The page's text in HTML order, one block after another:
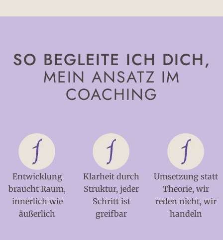
SO BEGLEITE ICH DICH,
MEIN ANSATZ IM
COACHING
Entwicklung
braucht Raum,
innerlich wie
äußerlich
Klarheit durch
Struktur, jeder
Schritt ist
greifbar
Umsetzung statt
Theorie, wir
reden nicht, wir
handeln